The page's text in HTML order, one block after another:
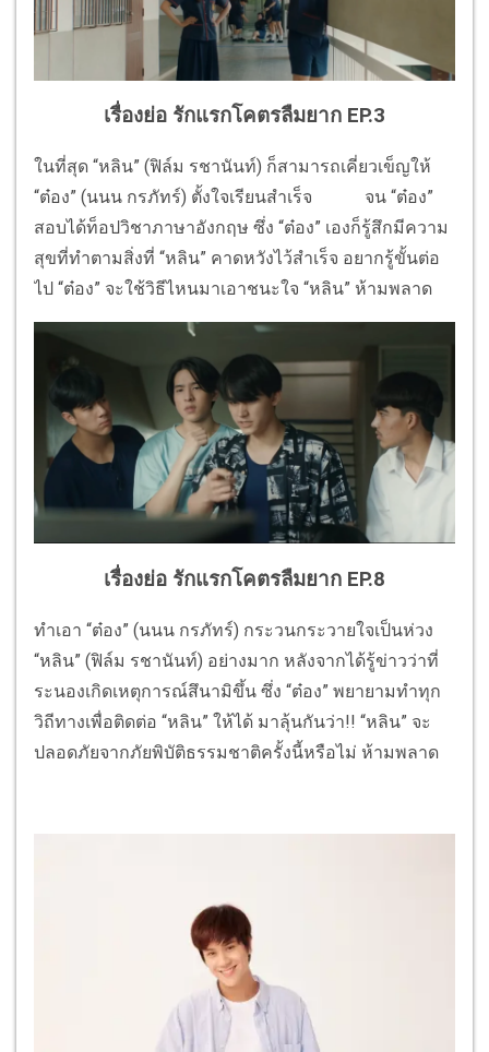
เรื่องย่อ รักแรกโคตรลืมยาก EP.3
ในที่สุด “หลิน” (ฟิล์ม รชานันท์) ก็สามารถเคี่ยวเข็ญให้
“ต๋อง” (นนน กรภัทร์) ตั้งใจเรียนสำเร็จ จน “ต๋อง”
สอบได้ท็อปวิชาภาษาอังกฤษ ซึ่ง “ต๋อง” เองก็รู้สึกมีความ
สุขที่ทำตามสิ่งที่ “หลิน” คาดหวังไว้สำเร็จ อยากรู้ขั้นต่อ
ไป “ต๋อง” จะใช้วิธีไหนมาเอาชนะใจ “หลิน” ห้ามพลาด
เรื่องย่อ รักแรกโคตรลืมยาก EP.8
ทำเอา “ต๋อง” (นนน กรภัทร์) กระวนกระวายใจเป็นห่วง
“หลิน” (ฟิล์ม รชานันท์) อย่างมาก หลังจากได้รู้ข่าวว่าที่
ระนองเกิดเหตุการณ์สึนามิขึ้น ซึ่ง “ต๋อง” พยายามทำทุก
วิถีทางเพื่อติดต่อ “หลิน” ให้ได้ มาลุ้นกันว่า!! “หลิน” จะ
ปลอดภัยจากภัยพิบัติธรรมชาติครั้งนี้หรือไม่ ห้ามพลาด